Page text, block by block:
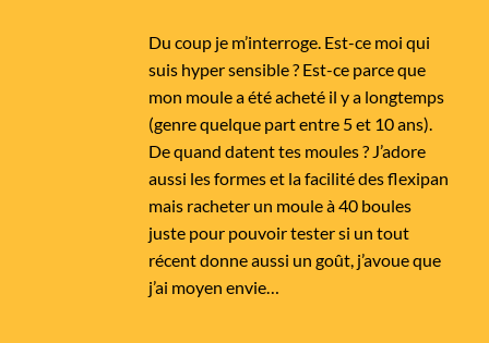
Du coup je m’interroge. Est-ce moi qui
suis hyper sensible ? Est-ce parce que
mon moule a été acheté il y a longtemps
(genre quelque part entre 5 et 10 ans).
De quand datent tes moules ? J’adore
aussi les formes et la facilité des flexipan
mais racheter un moule à 40 boules
juste pour pouvoir tester si un tout
récent donne aussi un goût, j’avoue que
j’ai moyen envie…